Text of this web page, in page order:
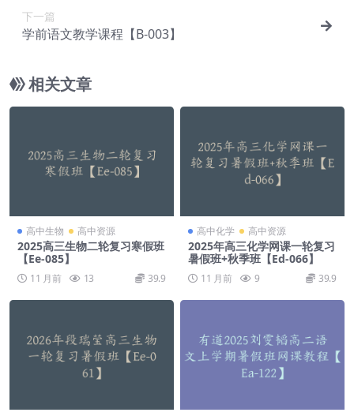
下一篇
学前语文教学课程【B-003】
相关文章
高中生物 高中资源
2025高三生物二轮复习寒假班
【Ee-085】
11 月前 13 39.9
高中化学 高中资源
2025年高三化学网课一轮复习
暑假班+秋季班【Ed-066】
11 月前 9 39.9